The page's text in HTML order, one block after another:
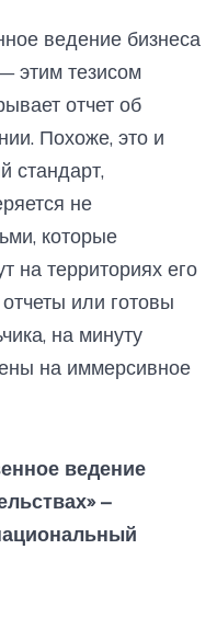
ведение бизнеса
этим тезисом
отчет об
Похоже, это и
стандарт,
не
которые
на территориях его
или готовы
на минуту
на иммерсивное
ведение
–